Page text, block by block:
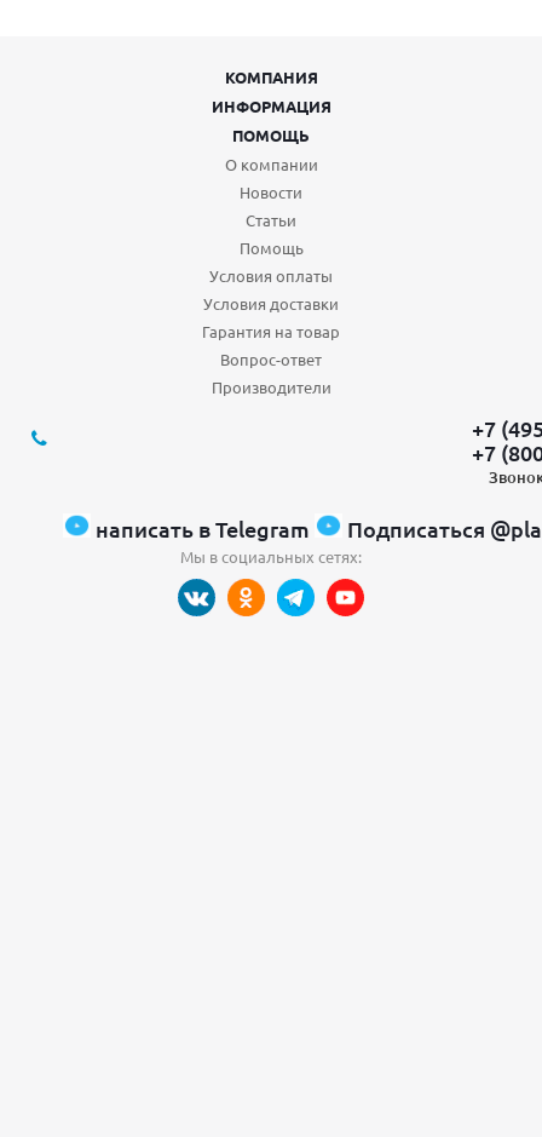
КОМПАНИЯ
ИНФОРМАЦИЯ
ПОМОЩЬ
О компании
Новости
Статьи
Помощь
Условия оплаты
Условия доставки
Гарантия на товар
Вопрос-ответ
Производители
+7
+7
написать в Telegram Подписаться
Мы в социальных сетях: